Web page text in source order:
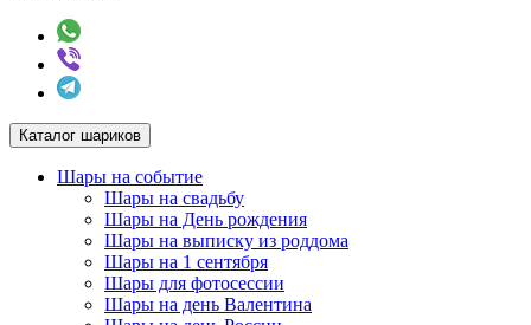
Каталог шариков
Шары на событие
Шары на свадьбу
Шары на День рождения
Шары на выписку из роддома
Шары на 1 сентября
Шары для фотосессии
Шары на день Валентина